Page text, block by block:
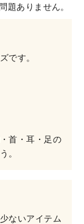
題ありません。
です。
首・耳・足の
。
ないアイテム